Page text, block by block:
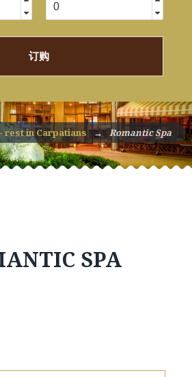
订购
rest in Carpatians → Romantic Spa
SPA